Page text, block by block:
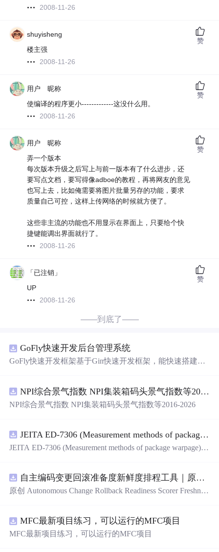
2008-11-26
shuyisheng
楼主强
2008-11-26
赞
用户 昵称
使编译的程序更小-------------这没什么用。
2008-11-26
赞
用户 昵称
弄一个版本
每次版本升级之后写上与前一版本有了什么进步，还
要写点文档，要写得像adboe的教程，再将网友的意见
也写上去，比如俺需要将图片批量另存的功能，要求
质量自己可控，这样上传网络的时候就方便了。
这些非主流的功能也不用显示在界面上，只要给个快
捷键能调出界面就行了。
2008-11-26
赞
「已注销」
UP
2008-11-26
赞
——到底了——
GoFly快速开发后台管理系统
GoFly快速开发框架基于Gin快速开发框架，能快速搭建应
管理后台等。api文档管理并一键生成api接口代码，一键生
成 CRUD前后端代码丰富组件，基于 Gin和 Vue3的Arco D
大道至简思想，接口单层设计，开发简单，极易上手、代
码可读性和可维护性好、得益于Go优秀性能框架性能和并
发都很优秀、需要硬件资源很小。
NPI综合景气指数 NPI集装箱码头景气指数等2016-2026
NPI综合景气指数 NPI集装箱码头景气指数等2016-2026
JEITA ED-7306 (Measurement methods of package warpage).pdf
JEITA ED-7306 (Measurement methods of package warpage).p
自主编码变更回滚准备度新鲜度排程工具｜原创源码+测试+离线报告
原创 Autonomous Change Rollback Readiness Scorer Freshnes
备度”的结果，按风险、变化速度、证据有效期和负责人安
排周期复核；本地网页、JSON/HTML/SVG报告、测试与
MFC最新项目练习，可以运行的MFC项目
MFC最新项目练习，可以运行的MFC项目